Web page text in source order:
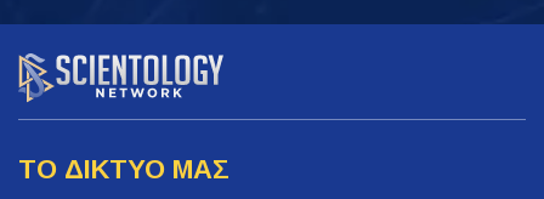
ΤΟ ΔΙΚΤΥΟ ΜΑΣ